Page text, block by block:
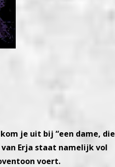
je uit bij “een dame, die
Erja staat namelijk vol
voert.